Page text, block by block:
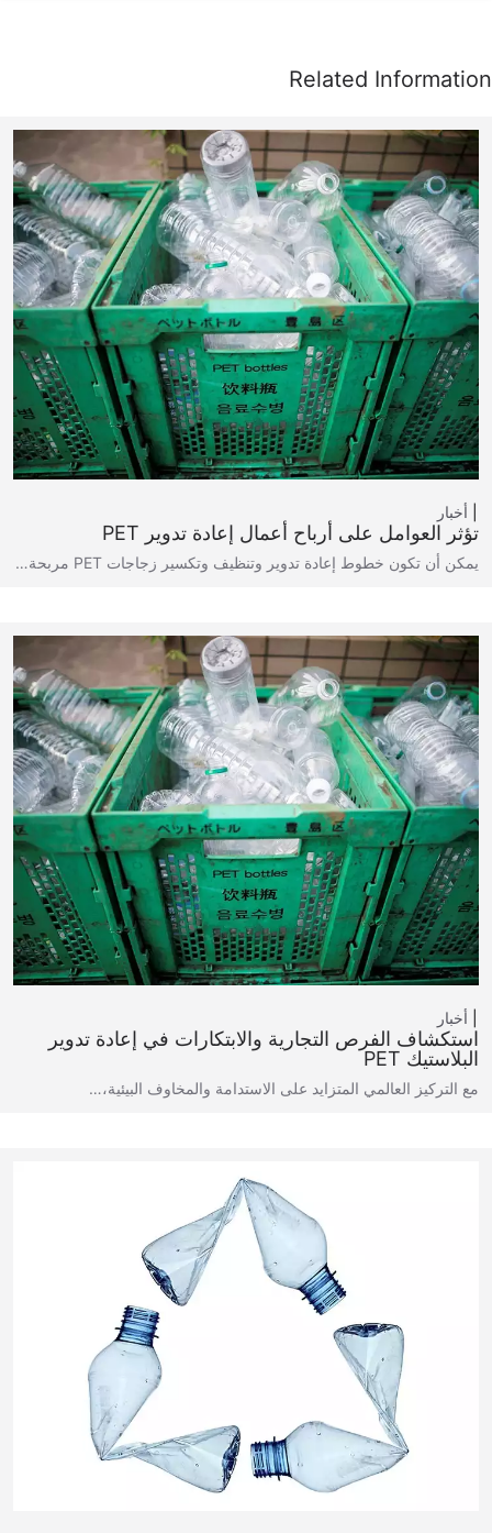
أخبار
تؤثر العوامل على أرباح أعمال إعادة تدوير PET
يمكن أن تكون خطوط إعادة تدوير وتنظيف وتكسير زجاجات PET مربحة…
أخبار
استكشاف الفرص التجارية والابتكارات في إعادة تدوير
البلاستيك PET
مع التركيز العالمي المتزايد على الاستدامة والمخاوف البيئية،…